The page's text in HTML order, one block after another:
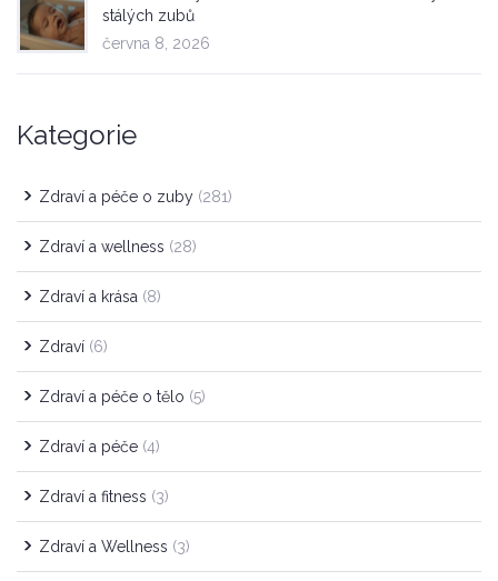
stálých zubů
června 8, 2026
Kategorie
Zdraví a péče o zuby (281)
Zdraví a wellness (28)
Zdraví a krása (8)
Zdraví (6)
Zdraví a péče o tělo (5)
Zdraví a péče (4)
Zdraví a fitness (3)
Zdraví a Wellness (3)